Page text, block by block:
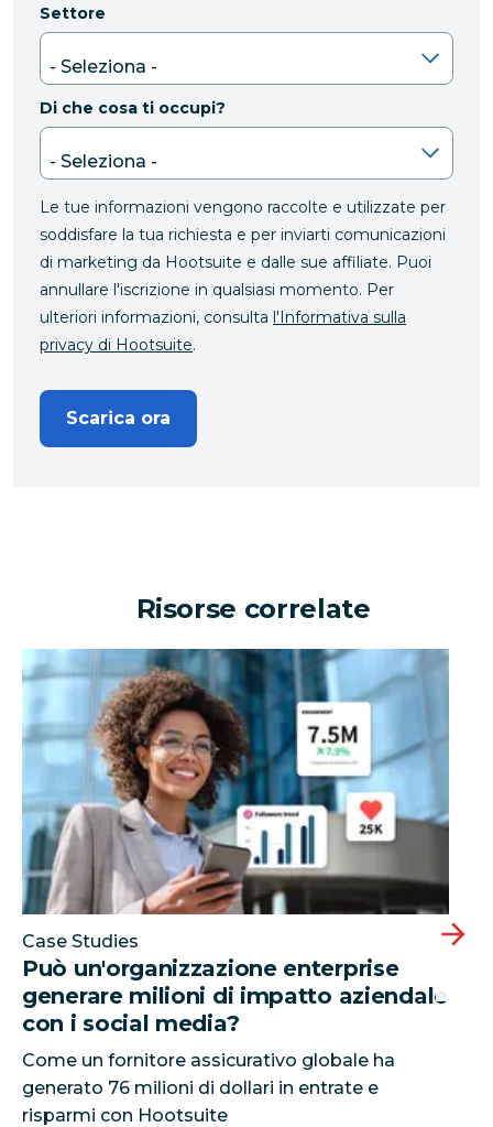
Settore
Di che cosa ti occupi?
Le tue informazioni vengono raccolte e utilizzate per
soddisfare la tua richiesta e per inviarti comunicazioni
di marketing da Hootsuite e dalle sue affiliate. Puoi
annullare l'iscrizione in qualsiasi momento. Per
ulteriori informazioni, consulta l'Informativa sulla
privacy di Hootsuite.
Scarica ora
Risorse correlate
Può un'organizzazione enterprise generare milioni
Case Studies
Può un'organizzazione enterprise
generare milioni di impatto aziendale
con i social media?
Come un fornitore assicurativo globale ha
generato 76 milioni di dollari in entrate e
risparmi con Hootsuite